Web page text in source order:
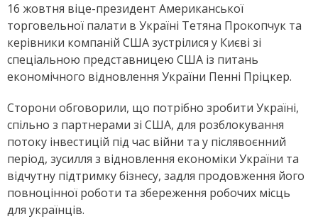
16 жовтня віце-президент Американської
торговельної палати в Україні Тетяна Прокопчук та
керівники компаній США зустрілися у Києві зі
спеціальною представницею США із питань
економічного відновлення України Пенні Пріцкер.
Сторони обговорили, що потрібно зробити Україні,
спільно з партнерами зі США, для розблокування
потоку інвестицій під час війни та у післявоєнний
період, зусилля з відновлення економіки України та
відчутну підтримку бізнесу, задля продовження його
повноцінної роботи та збереження робочих місць
для українців.